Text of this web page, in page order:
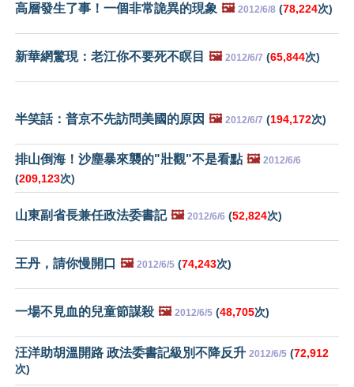
高層發生了事！一個非常詭異的現象 🖼️ 2012/6/8 (78,224次)
新華網驚現：老江你不要死不瞑目 🖼️ 2012/6/7 (65,844次)
半笑話：普京不先訪問美國的原因 🖼️ 2012/6/7 (194,172次)
排山倒海！沙塵暴來襲的"壯觀"不是看點 🖼️ 2012/6/6
(209,123次)
山東副省長兼任政法委書記 🖼️ 2012/6/6 (52,824次)
王丹，請你慢開口 🖼️ 2012/6/5 (74,243次)
一場不見血的兒童節謀殺 🖼️ 2012/6/5 (48,705次)
汪洋助胡溫開路 政法委書記級別不降反升 2012/6/5 (72,912
次)